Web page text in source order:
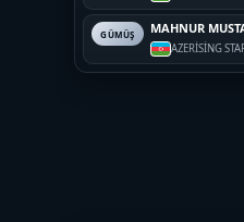
GÜMÜŞ MAHNUR
AZERİSİNG